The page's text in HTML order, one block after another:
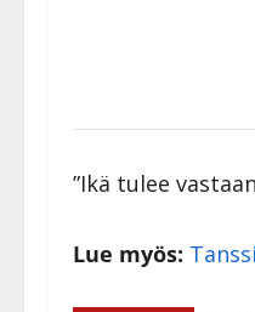
”Ikä tulee
Lue myös: